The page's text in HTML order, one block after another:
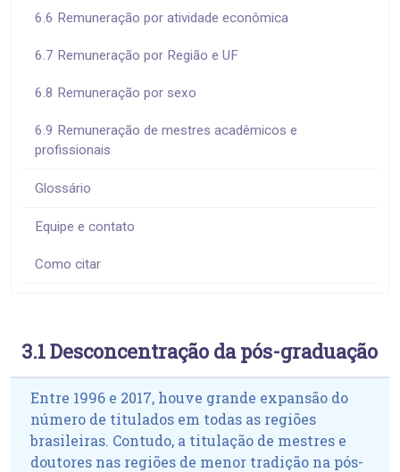
6.6 Remuneração por atividade econômica
6.7 Remuneração por Região e UF
6.8 Remuneração por sexo
6.9 Remuneração de mestres acadêmicos e
profissionais
Glossário
Equipe e contato
Como citar
3.1 Desconcentração da pós-graduação
Entre 1996 e 2017, houve grande expansão do
número de titulados em todas as regiões
brasileiras. Contudo, a titulação de mestres e
doutores nas regiões de menor tradição na pós-